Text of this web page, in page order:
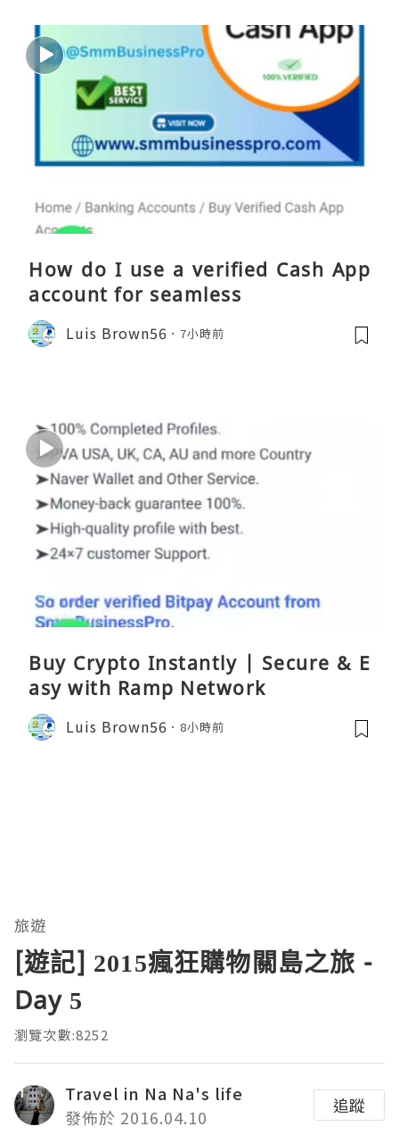
How do I use a verified Cash App
account for seamless
Luis Brown56 7小時前
Buy Crypto Instantly | Secure & E
asy with Ramp Network
Luis Brown56 8小時前
旅遊
[遊記] 2015瘋狂購物關島之旅 -
Day 5
瀏覽次數:8252
Travel in Na Na's life
發佈於 2016.04.10
追蹤